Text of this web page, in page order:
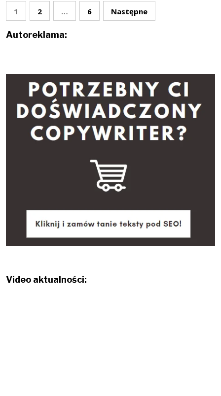
Stronicowanie
wpisów
1 2 … 6 Następne
Autoreklama:
Video aktualności: